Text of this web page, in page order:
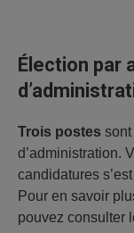
Élection par
Trois postes sont
d’administration.
candidatures
Pour en savoir
pouvez consulter